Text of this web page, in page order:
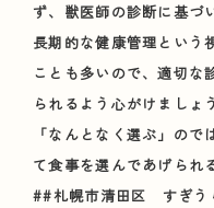
ず、獣医師の診断に基づ
長期的な健康管理という
ことも多いので、適切な
られるよう心がけましょ
「なんとなく選ぶ」の
て食事を選んであげられ
##札幌市清田区 すぎう